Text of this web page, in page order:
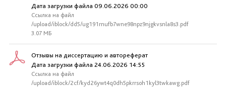
Дата загрузки файла 09.06.2026 00:00
Ссылка на файл
/upload/iblock/dd5/ug191rnufb7wne98npz9njgkvsnla8s3.pdf
3.07 МБ
Отзывы на диссертацию и автореферат
Дата загрузки файла 24.06.2026 14:55
Ссылка на файл
/upload/iblock/2cf/kyd26ywt4q0dh5pkrrsoh1kyl3twkawg.pdf